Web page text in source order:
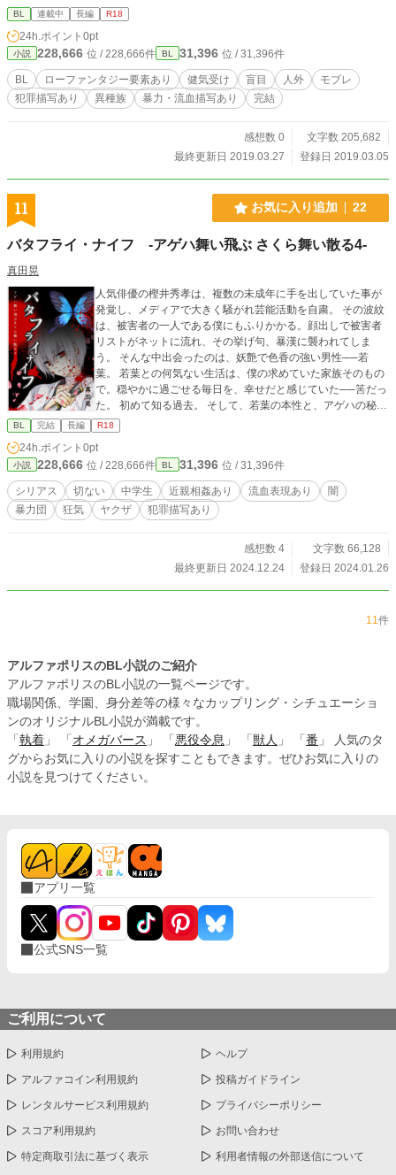
ころを盲目の少年・内海琉璃（うつみ ゆり）に助けられる。鮫…特にイタチザ
メが好きだと言う琉璃に心を癒されていることに気付き始め、徐々に心に変化が
訪れていく。捻くれ者なイタチザメの人魚×鮫の好きな盲目の少年の恋物語……
人魚シリーズ第二弾、遂に始動。 ※この話は人魚シリーズの第二弾となり舞台
は違えど前作シロワニの花嫁とリンクしているお話となります、砕波の過去の所
業はシロワニの花嫁をご覧になっていただくと幸いです。 ※性的描写が入る際
は＊マークがタイトルにつきます。 ※こちらはムーンライトノベルズで完結済
BL 連載中 長編 R18
24h.ポイント 0pt
小説 228,666 位 / 228,666件 BL 31,396 位 / 31,396件
BL ローファンタジー要素あり 健気受け 盲目 人外
モブレ
犯罪描写あり
異種族 暴力・流血描写あり 完結
感想数 0
文字数 205,682
最終更新日 2019.03.27
登録日 2019.03.05
11 お気に入り追加 22
バタフライ・ナイフ -アゲハ舞い飛ぶ さくら舞い散る4-
真田晃
人気俳優の樫井秀孝は、複数の未成年に手を出していた事が
発覚し、メディアで大きく騒がれ芸能活動を自粛。 その波紋
は、被害者の一人である僕にもふりかかる。顔出しで被害者
リストがネットに流れ、その挙げ句、暴漢に襲われてしま
う。 そんな中出会ったのは、妖艶で色香の強い男性──若
葉。 若葉との何気ない生活は、僕の求めていた家族そのもの
で。穏やかに過ごせる毎日を、幸せだと感じていた──筈だっ
た。 初めて知る過去。 そして、若葉の本性と、アゲハの秘め
た想いとは…… ††† 『アゲハ舞い飛ぶさくら舞い散る』シリ
ーズ第四作！ 注:本作品は実際にあった事件をヒントにしてい
る部分を含みます。 ◇◇◇ この物語はフィクションです。
登場する人物・団体・名称等は架空であり、実在の人物・団
体・名称等とは一切関係ありません。 また法律・法令に反す
る行為を容認・推奨するものではありません。
BL 完結 長編 R18
24h.ポイント 0pt
小説 228,666 位 / 228,666件 BL 31,396 位 / 31,396件
シリアス 切ない 中学生 近親相姦あり 流血表現あり
闇
暴力団
狂気 ヤクザ 犯罪描写あり
感想数 4
文字数 66,128
最終更新日 2024.12.24
登録日 2024.01.26
11件
アルファポリスのBL小説のご紹介
アルファポリスのBL小説の一覧ページです。
職場関係、学園、身分差等の様々なカップリング・シチュエーショ
ンのオリジナルBL小説が満載です。
「 執着 」 「 オメガバース 」 「 悪役令息 」 「 獣人 」 「 番 」 人気のタ
グからお気に入りの小説を探すこともできます。ぜひお気に入りの
小説を見つけてください。
アプリ一覧
公式SNS一覧
ご利用について
利用規約 ヘルプ
アルファコイン利用規約 投稿ガイドライン
レンタルサービス利用規約 プライバシーポリシー
スコア利用規約 お問い合わせ
特定商取引法に基づく表示 利用者情報の外部送信について